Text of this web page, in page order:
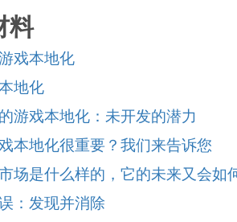
料
戏本地化
地化
游戏本地化：未开发的潜力
本地化很重要？我们来告诉您
场是什么样的，它的未来又会如
：发现并消除